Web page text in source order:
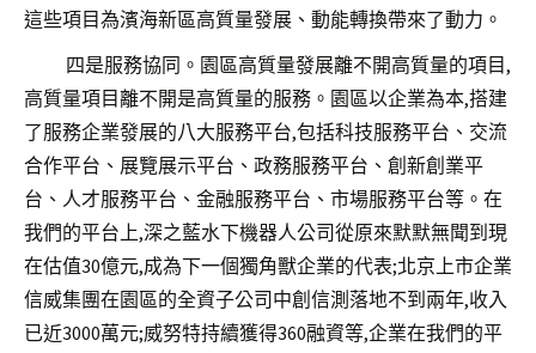
這些項目為濱海新區高質量發展、動能轉換帶來了動力。
四是服務協同。園區高質量發展離不開高質量的項目,
高質量項目離不開是高質量的服務。園區以企業為本,搭建
了服務企業發展的八大服務平台,包括科技服務平台、交流
合作平台、展覽展示平台、政務服務平台、創新創業平
台、人才服務平台、金融服務平台、市場服務平台等。在
我們的平台上,深之藍水下機器人公司從原來默默無聞到現
在估值30億元,成為下一個獨角獸企業的代表;北京上市企業
信威集團在園區的全資子公司中創信測落地不到兩年,收入
已近3000萬元;威努特持續獲得360融資等,企業在我們的平